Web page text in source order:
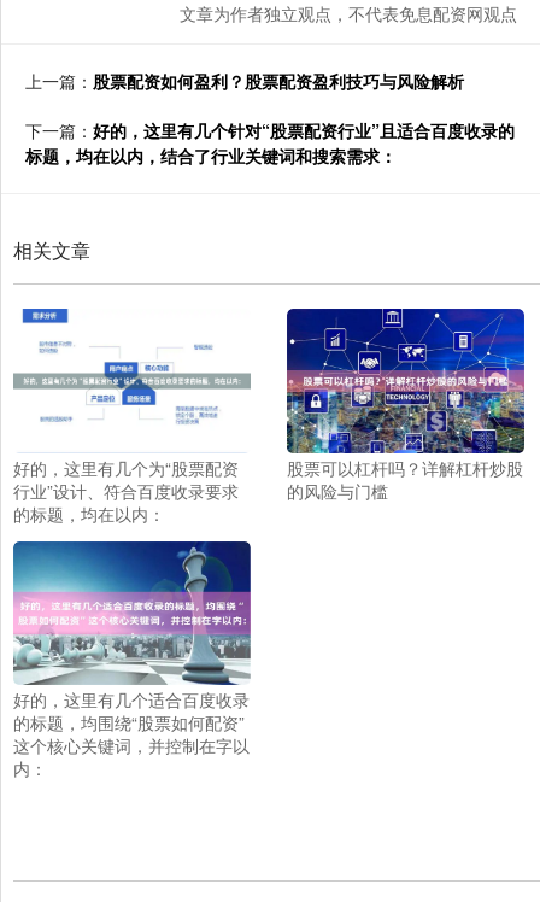
文章为作者独立观点，不代表免息配资网观点
上一篇： 股票配资如何盈利？股票配资盈利技巧与风险解析
下一篇： 好的，这里有几个针对“股票配资行业”且适合百度收录的
标题，均在以内，结合了行业关键词和搜索需求：
相关文章
好的，这里有几个为“股票配资
行业”设计、符合百度收录要求
的标题，均在以内：
股票可以杠杆吗？详解杠杆炒股
的风险与门槛
好的，这里有几个适合百度收录
的标题，均围绕“股票如何配资”
这个核心关键词，并控制在字以
内：